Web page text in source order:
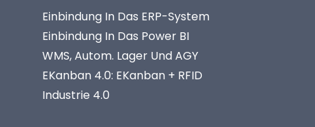
Einbindung In Das ERP-System
Einbindung In Das Power BI
WMS, Autom. Lager Und AGY
EKanban 4.0: EKanban + RFID
Industrie 4.0